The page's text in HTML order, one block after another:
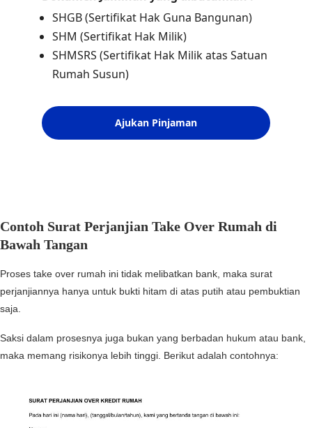
Contoh Surat Perjanjian Take Over Rumah di
Bawah Tangan
Proses take over rumah ini tidak melibatkan bank, maka surat
perjanjiannya hanya untuk bukti hitam di atas putih atau pembuktian
saja.
Saksi dalam prosesnya juga bukan yang berbadan hukum atau bank,
maka memang risikonya lebih tinggi. Berikut adalah contohnya: